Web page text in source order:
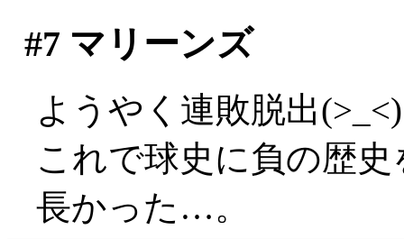
#7 マリーンズ
ようやく連敗脱出(>_<)
これで球史に負の歴
長かった…。